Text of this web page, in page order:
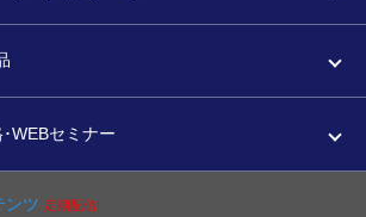
WEBセミナー
ンツ 定期配信!